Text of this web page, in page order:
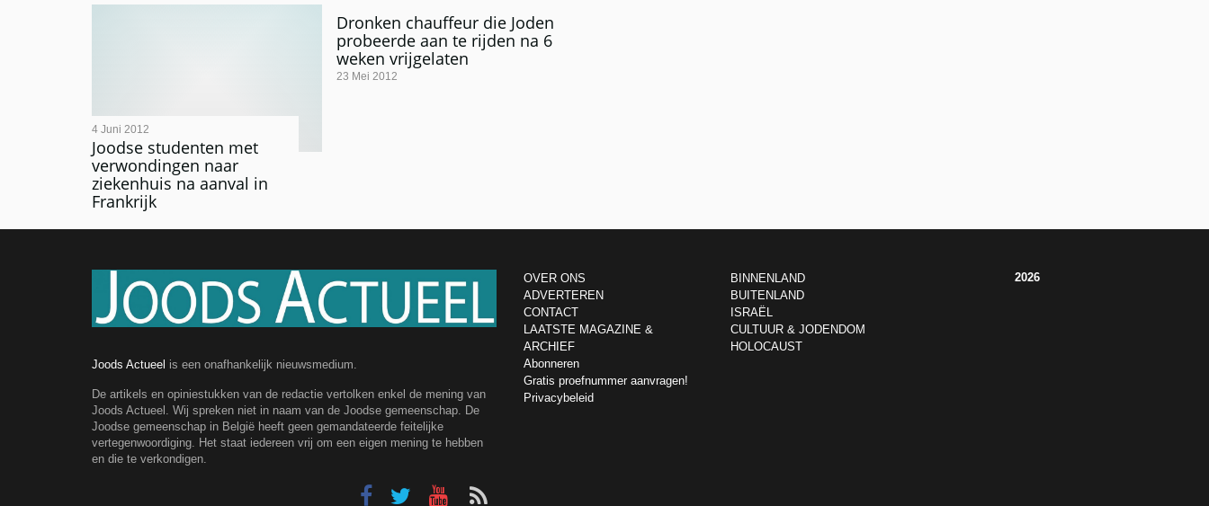
Joodse studenten met
verwondingen naar
ziekenhuis na aanval in
Frankrijk
4 Juni 2012
Dronken chauffeur die Joden
probeerde aan te rijden na 6
weken vrijgelaten
23 Mei 2012
Joods Actueel is een onafhankelijk nieuwsmedium.
De artikels en opiniestukken van de redactie vertolken enkel de mening van
Joods Actueel. Wij spreken niet in naam van de Joodse gemeenschap. De
Joodse gemeenschap in België heeft geen gemandateerde feitelijke
vertegenwoordiging. Het staat iedereen vrij om een eigen mening te hebben
en die te verkondigen.
OVER ONS
ADVERTEREN
CONTACT
LAATSTE MAGAZINE &
ARCHIEF
Abonneren
Gratis proefnummer aanvragen!
Privacybeleid
BINNENLAND
BUITENLAND
ISRAËL
CULTUUR & JODENDOM
HOLOCAUST
2026